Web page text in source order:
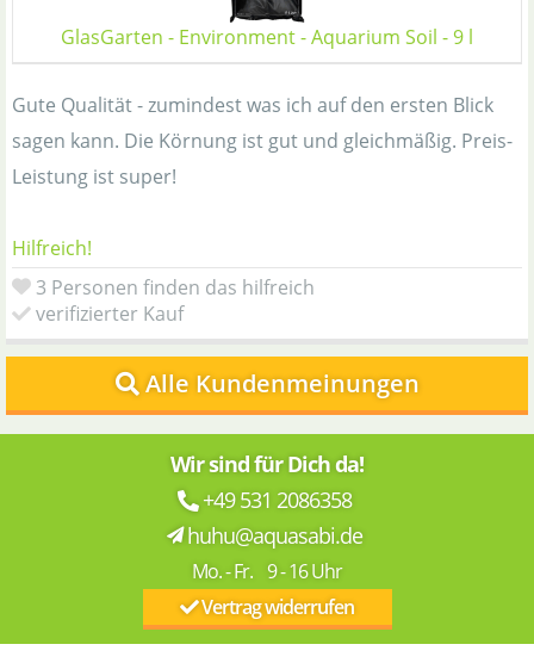
GlasGarten - Environment - Aquarium Soil - 9 l
Gute Qualität - zumindest was ich auf den ersten Blick
sagen kann. Die Körnung ist gut und gleichmäßig. Preis-
Leistung ist super!
Hilfreich!
3 Personen finden das hilfreich
verifizierter Kauf
Alle Kundenmeinungen
Wir sind für Dich da!
+49 531 2086358
huhu@aquasabi.de
Mo. - Fr. 9 - 16 Uhr
Vertrag widerrufen